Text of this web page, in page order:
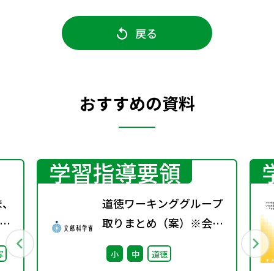
戻る
おすすめの資料
学習指導要領
道徳ワーキンググループ
取りまとめ（案）※会議
後修正
小 中 道徳